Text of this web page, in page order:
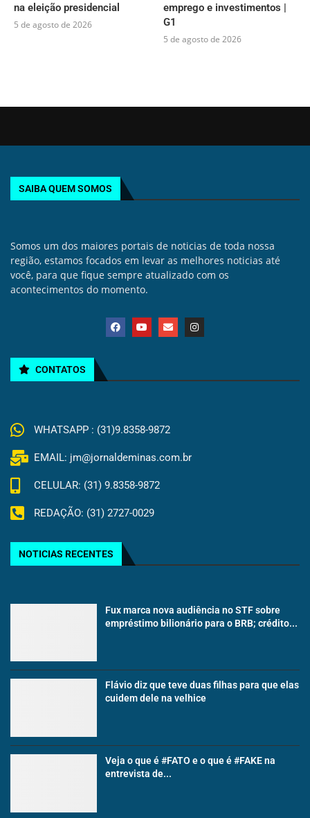
na eleição presidencial
5 de agosto de 2026
emprego e investimentos |
G1
5 de agosto de 2026
SAIBA QUEM SOMOS
Somos um dos maiores portais de noticias de toda nossa
região, estamos focados em levar as melhores noticias até
você, para que fique sempre atualizado com os
acontecimentos do momento.
CONTATOS
WHATSAPP : (31)9.8358-9872
EMAIL: jm@jornaldeminas.com.br
CELULAR: (31) 9.8358-9872
REDAÇÃO: (31) 2727-0029
NOTICIAS RECENTES
Fux marca nova audiência no STF sobre
empréstimo bilionário para o BRB; crédito...
Flávio diz que teve duas filhas para que elas
cuidem dele na velhice
Veja o que é #FATO e o que é #FAKE na
entrevista de...